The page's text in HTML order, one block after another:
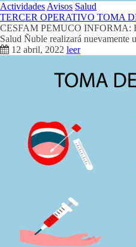
Actividades Avisos Salud
TERCER OPERATIVO TOMA
CESFAM PEMUCO INFORMA:
Salud Ñuble realizará
12 abril, 2022 leer